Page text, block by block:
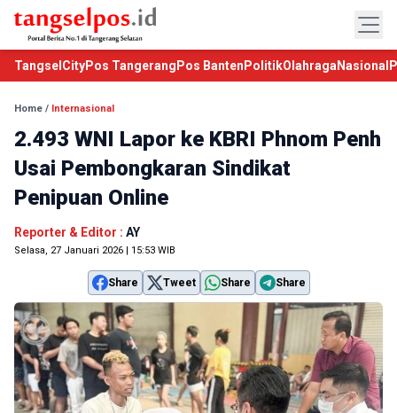
TangselCityPos Tangerang Pos Banten PolitikOlahraga Nasional
Home / Internasional
2.493 WNI Lapor ke KBRI Phnom Penh
Usai Pembongkaran Sindikat
Penipuan Online
Reporter & Editor : AY
Selasa, 27 Januari 2026 | 15:53 WIB
Share Tweet Share Share